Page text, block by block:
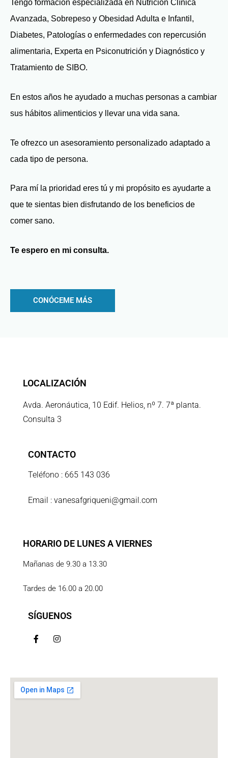
Tengo formación especializada en Nutrición Clínica
Avanzada, Sobrepeso y Obesidad Adulta e Infantil,
Diabetes, Patologías o enfermedades con repercusión
alimentaria, Experta en Psiconutrición y Diagnóstico y
Tratamiento de SIBO.
En estos años he ayudado a muchas personas a cambiar
sus hábitos alimenticios y llevar una vida sana.
Te ofrezco un asesoramiento personalizado adaptado a
cada tipo de persona.
Para mí la prioridad eres tú y mi propósito es ayudarte a
que te sientas bien disfrutando de los beneficios de
comer sano.
Te espero en mi consulta.
CONÓCEME MÁS
LOCALIZACIÓN
Avda. Aeronáutica, 10 Edif. Helios, nº 7. 7ª planta.
Consulta 3
CONTACTO
Teléfono : 665 143 036
Email : vanesafgriqueni@gmail.com
HORARIO DE LUNES A VIERNES
Mañanas de 9.30 a 13.30
Tardes de 16.00 a 20.00
SÍGUENOS
F
a
o
k
-
I
n
r
a
m